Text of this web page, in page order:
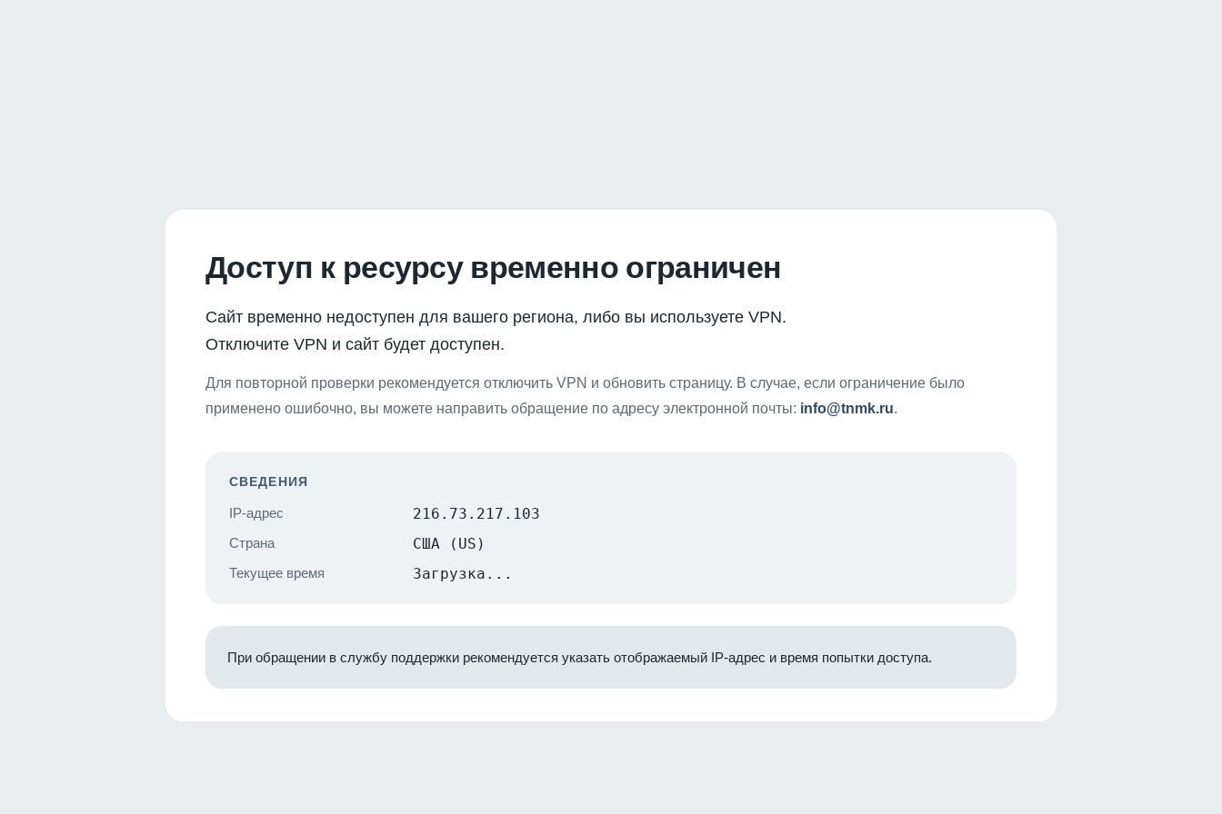
Доступ к ресурсу временно ограничен
Сайт временно недоступен для вашего региона, либо вы используете VPN.
Отключите VPN и сайт будет доступен.
Для повторной проверки рекомендуется отключить VPN и обновить страницу. В случае, если ограничение было
применено ошибочно, вы можете направить обращение по адресу электронной почты: info@tnmk.ru.
СВЕДЕНИЯ
IP-адрес 216.73.217.103
Страна США (US)
Текущее время Загрузка...
При обращении в службу поддержки рекомендуется указать отображаемый IP-адрес и время попытки доступа.